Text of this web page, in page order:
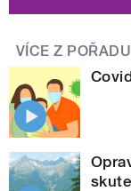
VÍCE Z POŘADU